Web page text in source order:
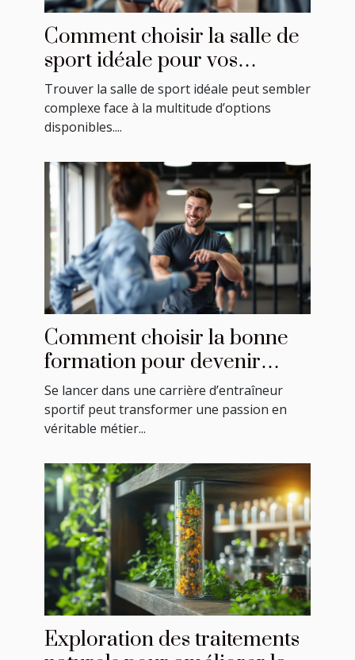
Comment choisir la salle de
sport idéale pour vos
besoins ?
Trouver la salle de sport idéale peut sembler
complexe face à la multitude d’options
disponibles....
Comment choisir la bonne
formation pour devenir
entraîneur sportif ?
Se lancer dans une carrière d’entraîneur
sportif peut transformer une passion en
véritable métier...
Exploration des traitements